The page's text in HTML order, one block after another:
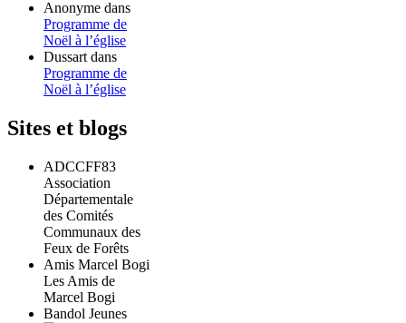
Anonyme dans
Programme de
Noël à l’église
Dussart dans
Programme de
Noël à l’église
Sites et blogs
ADCCFF83
Association
Départementale
des Comités
Communaux des
Feux de Forêts
Amis Marcel Bogi
Les Amis de
Marcel Bogi
Bandol Jeunes